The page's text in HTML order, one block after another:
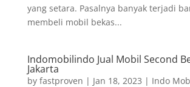
yang setara. Pasalnya banyak terjadi
membeli mobil bekas...
Indomobilindo Jual Mobil Second
Jakarta
by fastproven | Jan 18, 2023 | Indo